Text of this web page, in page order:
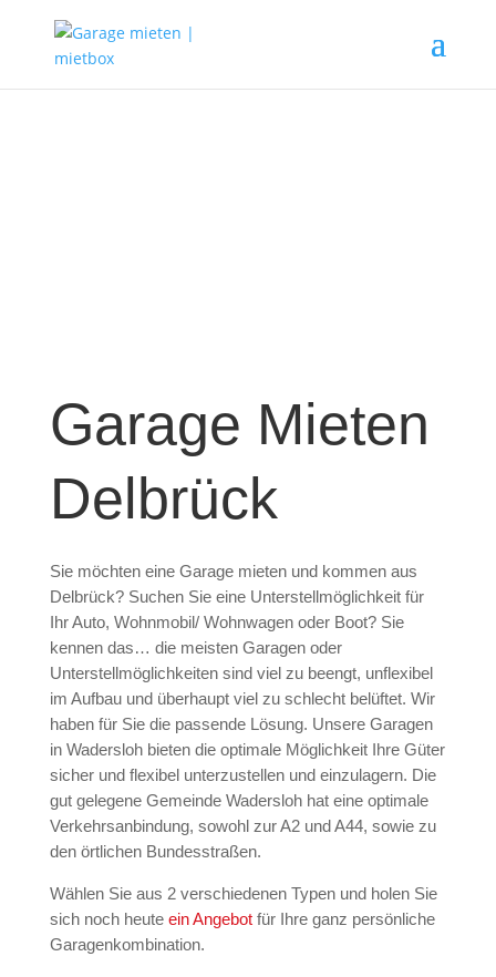
Garage Mieten
Delbrück
Sie möchten eine Garage mieten und kommen aus
Delbrück? Suchen Sie eine Unterstellmöglichkeit für
Ihr Auto, Wohnmobil/ Wohnwagen oder Boot? Sie
kennen das… die meisten Garagen oder
Unterstellmöglichkeiten sind viel zu beengt, unflexibel
im Aufbau und überhaupt viel zu schlecht belüftet. Wir
haben für Sie die passende Lösung. Unsere Garagen
in Wadersloh bieten die optimale Möglichkeit Ihre Güter
sicher und flexibel unterzustellen und einzulagern. Die
gut gelegene Gemeinde Wadersloh hat eine optimale
Verkehrsanbindung, sowohl zur A2 und A44, sowie zu
den örtlichen Bundesstraßen.
Wählen Sie aus 2 verschiedenen Typen und holen Sie
sich noch heute ein Angebotfür Ihre ganz persönliche
Garagenkombination.